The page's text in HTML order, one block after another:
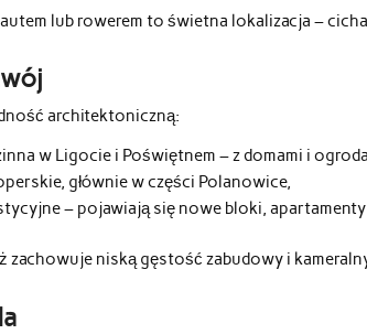
lub rowerem to świetna lokalizacja –
architektoniczną:
w Ligocie i Poświętnem – z domami i
głównie w części Polanowice,
– pojawiają się nowe bloki,
zachowuje niską gęstość zabudowy i